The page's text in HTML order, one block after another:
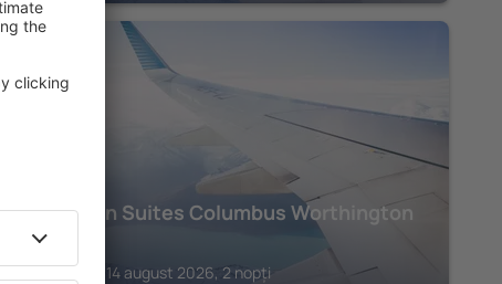
Sheraton Suites Columbus Worthington
228
Columbus, 14 august 2026, 2 nopți